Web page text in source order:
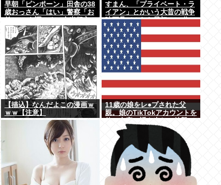
早朝「ピンポーン」田舎の38
歳おっさん「はい」警察「お
不明・被児童搾取センターか
らの通報により児ホ゜画像を
発見、逮捕
すまん、「プライベート・ラ
イアン」とかいう大昔の戦争
映画見てみたら最初の30分で
地獄なんだが…これずっと続
く感じ？
【描込】なんだよこの漫画ｗ
ｗｗ【注意】
11歳の娘をレ●プされた父
親。娘のTikTokアカウントを
天誅！